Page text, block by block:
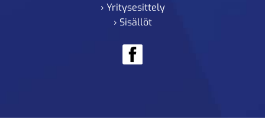
› Yritysesittely
› Sisällöt